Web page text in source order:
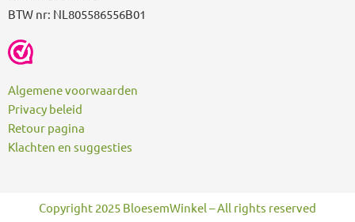
BTW nr: NL805586556B01
Algemene voorwaarden
Privacy beleid
Retour pagina
Klachten en suggesties
Copyright 2025 BloesemWinkel – All rights reserved